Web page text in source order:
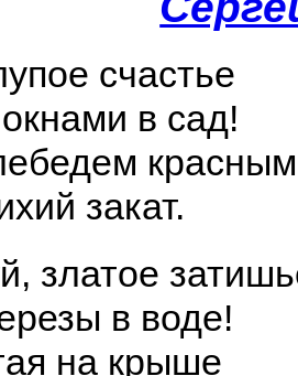
счастье
в сад!
красным
закат.
златое
в воде!
на крыше